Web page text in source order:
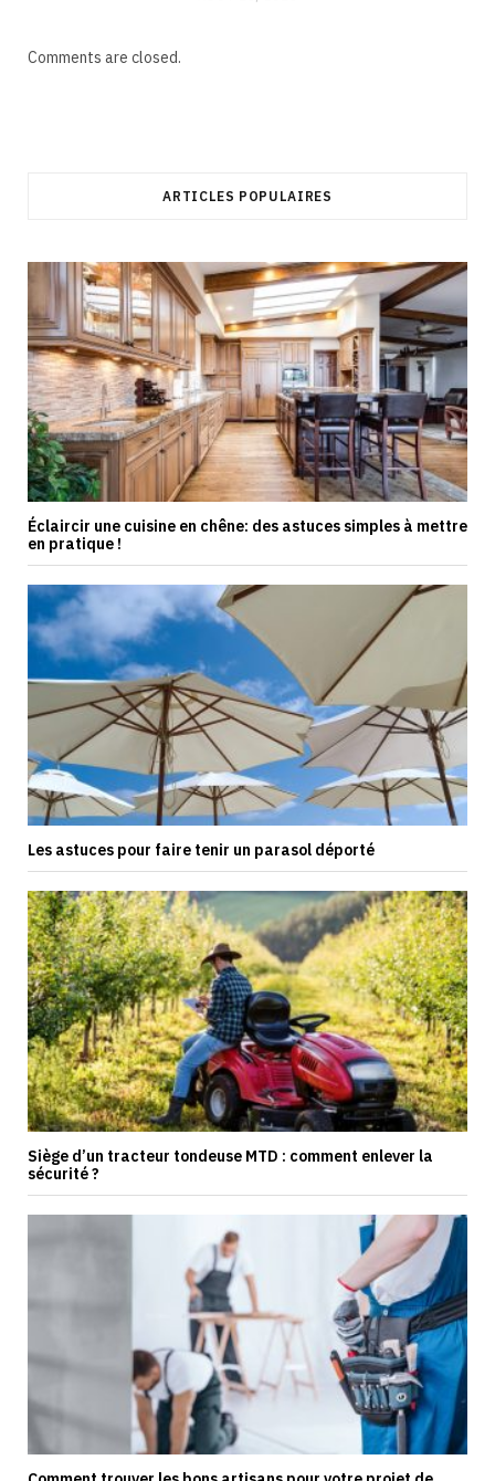
Comments are closed.
ARTICLES POPULAIRES
Éclaircir une cuisine en chêne: des astuces simples à mettre
en pratique !
Les astuces pour faire tenir un parasol déporté
Siège d’un tracteur tondeuse MTD : comment enlever la
sécurité ?